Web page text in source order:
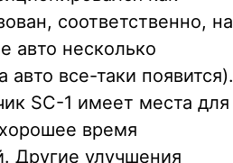
соответственно, на
авто несколько
все-таки появится).
SC-1 имеет места для
время
Другие улучшения